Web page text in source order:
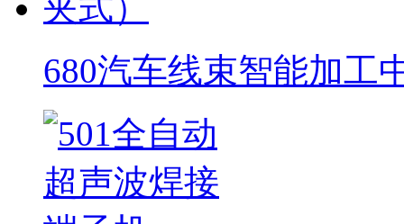
680汽车线束智能加工